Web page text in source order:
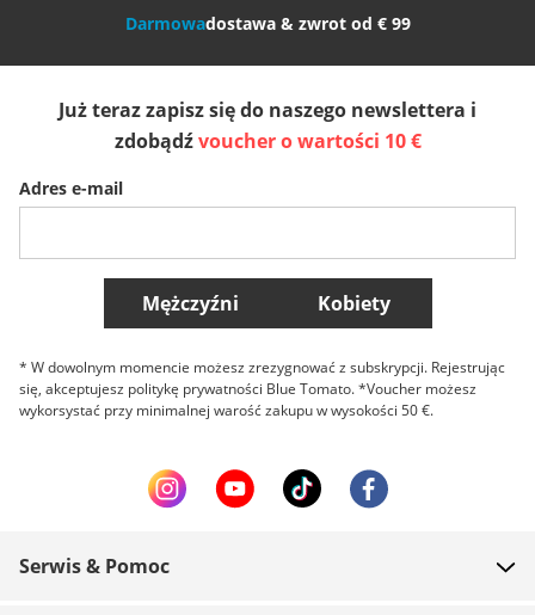
Slovenija België (Nederlands)
Belgique (Français) Danmark Norge
Więcej krajów
Darmowadostawa & zwrot od € 99
Już teraz zapisz się do naszego newslettera i
zdobądźvoucher o wartości 10 €
Adres e-mail
Mężczyźni Kobiety
* W dowolnym momencie możesz zrezygnować z subskrypcji. Rejestrując
się, akceptujesz politykę prywatności Blue Tomato. *Voucher możesz
wykorsystać przy minimalnej warość zakupu w wysokości 50 €.
Serwis & Pomoc